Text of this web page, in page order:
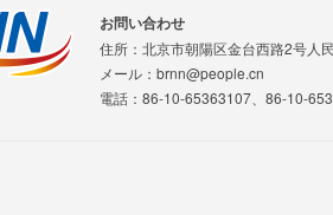
お問い合わせ
住所：北京市朝陽区金台西路2号人
メール：brnn@people.cn
電話：86-10-65363107、86-10-